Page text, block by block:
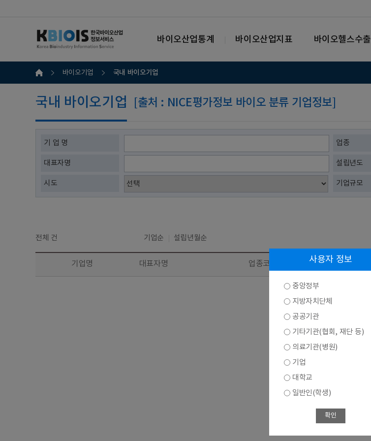
바이오산업통계 바이오산업지표 바이오헬스수출
바이오기업 국내 바이오기업
국내 바이오기업 [출처 : NICE평가정보 바이오 분류 기업정보]
기 업 명 업종
대표자명 설립년도
시도 기업규모
전체 건 기업순 설립년월순
기업명 대표자명 업종코드 및 업종(KSIC 11차)
사용자 정보
중앙정부
지방자치단체
공공기관
기타기관(협회, 재단 등)
의료기관(병원)
기업
대학교
일반인(학생)
확인